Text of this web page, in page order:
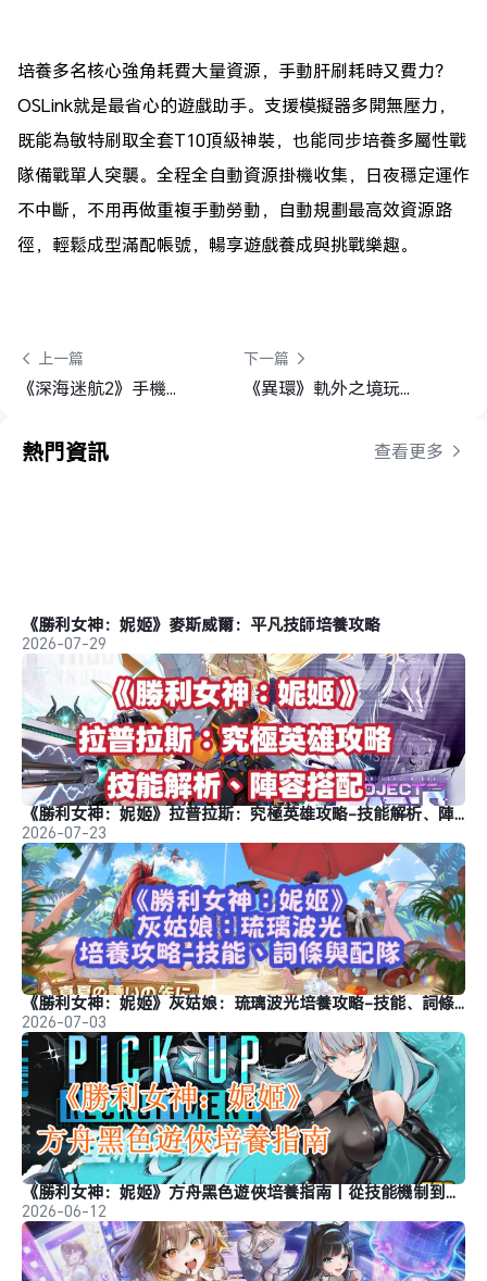
培養多名核心強角耗費大量資源，手動肝刷耗時又費力？
OSLink就是最省心的遊戲助手。支援模擬器多開無壓力，
既能為敏特刷取全套T10頂級神裝，也能同步培養多屬性戰
隊備戰單人突襲。全程全自動資源掛機收集，日夜穩定運作
不中斷，不用再做重複手動勞動，自動規劃最高效資源路
徑，輕鬆成型滿配帳號，暢享遊戲養成與挑戰樂趣。
上一篇
《深海迷航2》手機遠端遊玩教程丨與好友共享深海多人合作冒險
下一篇
《異環》軌外之境玩法詳解｜新手入門玩法攻略
熱門資訊 查看更多
《勝利女神：妮姬》麥斯威爾：平凡技師培養攻略
2026-07-29
《勝利女神：妮姬》拉普拉斯：究極英雄攻略-技能解析、陣容搭配
2026-07-23
《勝利女神：妮姬》灰姑娘：琉璃波光培養攻略-技能、詞條與配隊
2026-07-03
《勝利女神：妮姬》方舟黑色遊俠培養指南丨從技能機制到畢業配隊
2026-06-12